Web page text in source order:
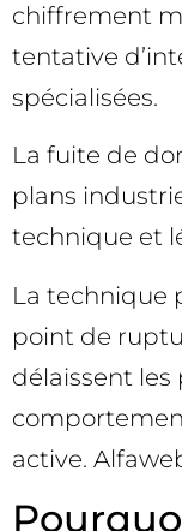
chiffrement
tentative
spécialisées.
La fuite de
plans
technique et
La technique
point de
délaissent les
active.